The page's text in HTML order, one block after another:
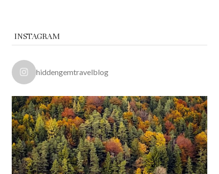
INSTAGRAM
hiddengemtravelblog